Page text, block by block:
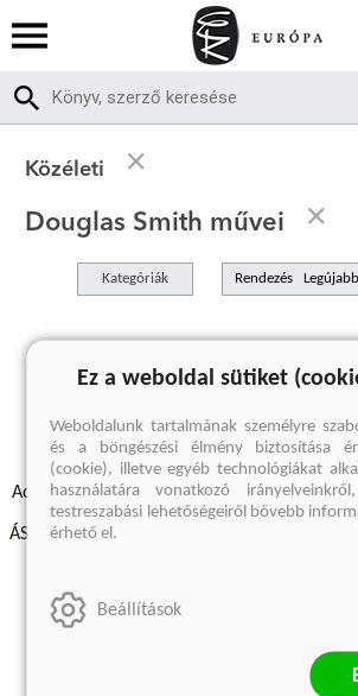
Közéleti
Douglas Smith művei
Kategóriák Rendezés
A keresett kifejezésre
Adatvédelmi szabályzatok Elállási
ÁSZF - Vásárlási feltételek
Ez a weboldal sütiket
Weboldalunk tartalmának személyre
és a böngészési élmény biztosítása
(cookie), illetve egyéb technológiákat
használatára vonatkozó
testreszabási lehetőségeiről bővebb
érhető el.
Beállítások